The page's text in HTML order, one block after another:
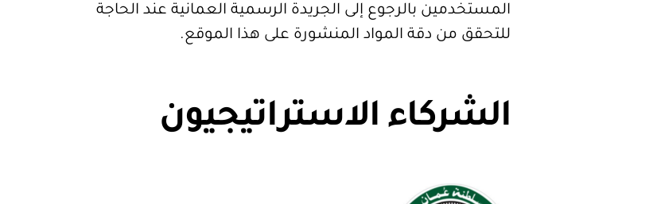
المستخدمين بالرجوع إلى الجريدة الرسمية العمانية عند الحاجة
للتحقق من دقة المواد المنشورة على هذا الموقع.
الشركاء الاستراتيجيون